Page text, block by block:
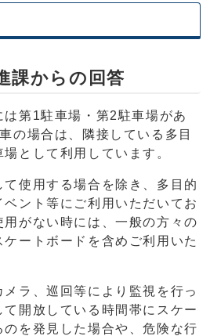
課からの回答
第1駐車場・第2駐車場があ
の場合は、隣接している多目
として利用しています。
使用する場合を除き、多目的
ベント等にご利用いただいてお
用がない時には、一般の方々の
ートボードを含めご利用いた
ラ、巡回等により監視を行っ
開放している時間帯にスケー
のを発見した場合や、危険な行